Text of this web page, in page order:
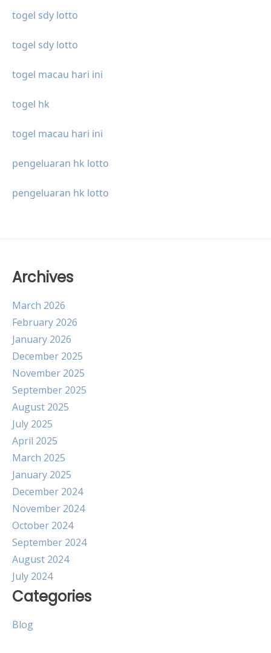
togel sdy lotto
togel sdy lotto
togel macau hari ini
togel hk
togel macau hari ini
pengeluaran hk lotto
pengeluaran hk lotto
Archives
March 2026
February 2026
January 2026
December 2025
November 2025
September 2025
August 2025
July 2025
April 2025
March 2025
January 2025
December 2024
November 2024
October 2024
September 2024
August 2024
July 2024
Categories
Blog